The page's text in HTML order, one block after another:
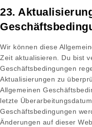
23.
Wir können diese
Zeit aktualisieren. Du bist
Geschäftsbedingungen
Aktualisierungen zu
Allgemeinen
letzte
Geschäftsbedingungen
Änderungen auf dieser